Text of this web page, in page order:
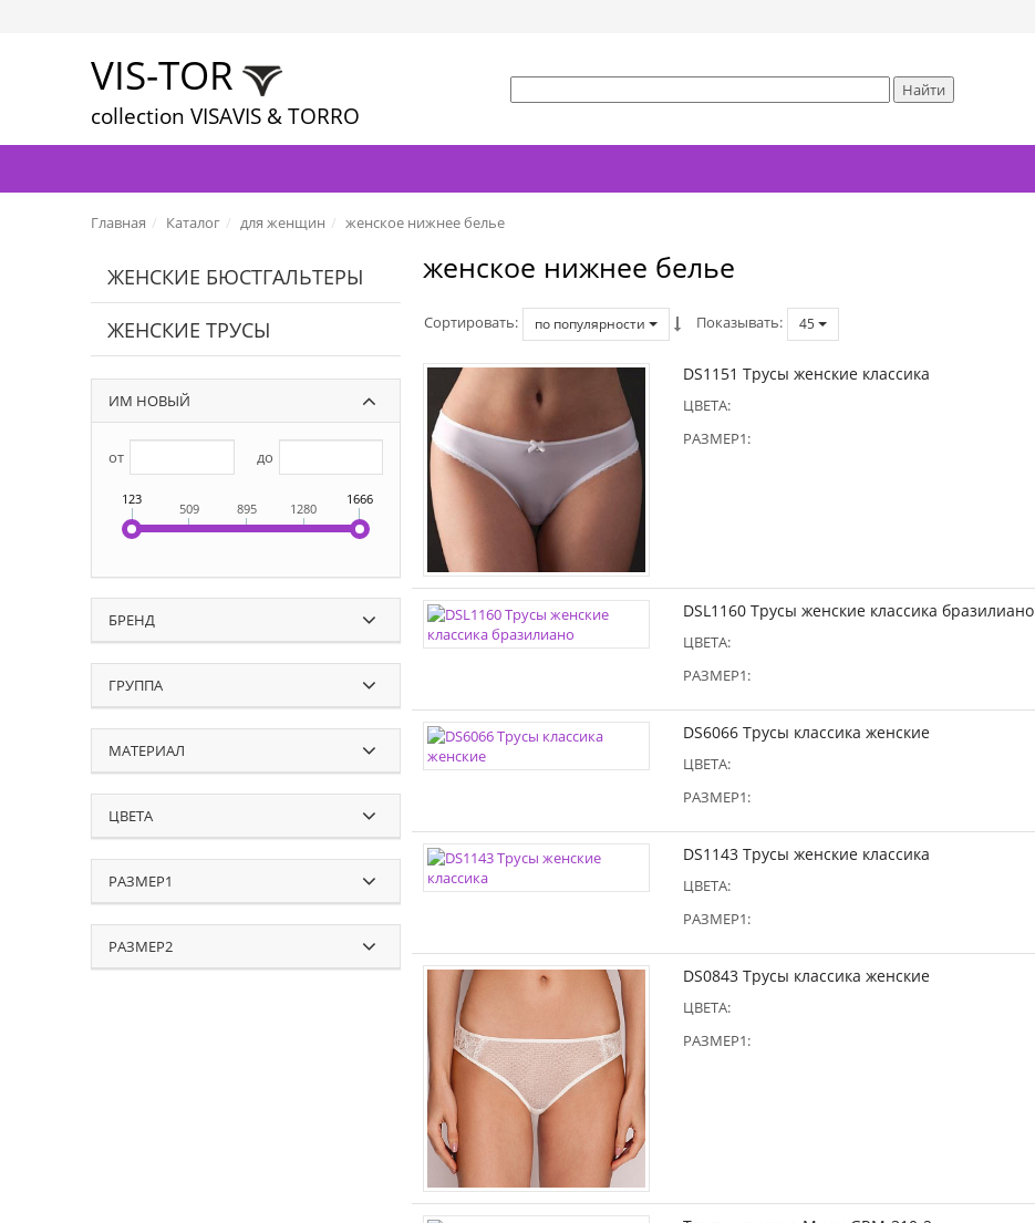
VIS-TOR
collection VISAVIS & TORRO
Главная Каталог для женщин женское нижнее белье
женское нижнее белье
ЖЕНСКИЕ БЮСТГАЛЬТЕРЫ
ЖЕНСКИЕ ТРУСЫ
ИМ НОВЫЙ
от до
123
509 895 1280
1666
БРЕНД
ГРУППА
МАТЕРИАЛ
ЦВЕТА
РАЗМЕР1
РАЗМЕР2
Сортировать по популярности Показывать 45
DS1151 Трусы женские классика
ЦВЕТА:
РАЗМЕР1:
DSL1160 Трусы женские классика бразилиано
ЦВЕТА:
РАЗМЕР1:
DS6066 Трусы классика женские
ЦВЕТА:
РАЗМЕР1:
DS1143 Трусы женские классика
ЦВЕТА:
РАЗМЕР1:
DS0843 Трусы классика женские
ЦВЕТА:
РАЗМЕР1: